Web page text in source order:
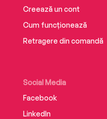
Creează un cont
Cum funcționează
Retragere din comandă
Social Media
Facebook
LinkedIn